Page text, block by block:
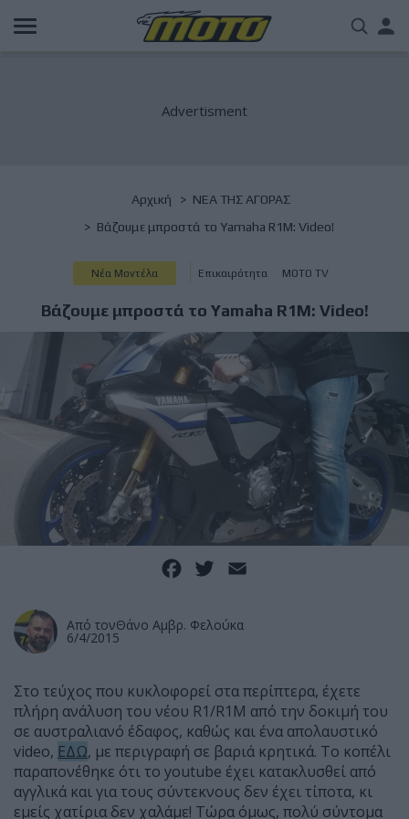
Παράκαμψη
προς
Breadcrumb
Αρχική
NΕΑ ΤΗΣ ΑΓΟΡΑΣ
Βάζουμε μπροστά το Yamaha R1M: Video!
Νέα Μοντέλα Επικαιρότητα ΜΟΤΟ TV
Βάζουμε μπροστά το Yamaha R1M: Video!
Facebook
Twitter
Από τονΘάνο Αμβρ. Φελούκα
6/4/2015
Στο τεύχος που κυκλοφορεί στα περίπτερα, έχετε
πλήρη ανάλυση του νέου R1/R1M από την δοκιμή του
σε αυστραλιανό έδαφος, καθώς και ένα απολαυστικό
video, ΕΔΩ, με περιγραφή σε βαριά κρητικά. Το κοπέλι
παραπονέθηκε ότι το youtube έχει κατακλυσθεί από
αγγλικά και για τους σύντεκνους δεν έχει τίποτα, κι
εμείς χατίρια δεν χαλάμε! Τώρα όμως, πολύ σύντομα